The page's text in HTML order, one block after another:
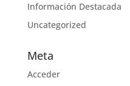
Información Destacada
Uncategorized
Meta
Acceder